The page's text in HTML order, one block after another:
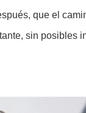
que el
sin posibles